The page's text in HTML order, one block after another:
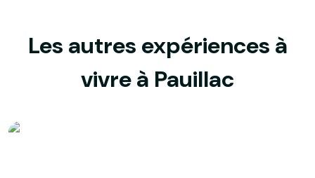
Les autres expériences à
vivre à Pauillac